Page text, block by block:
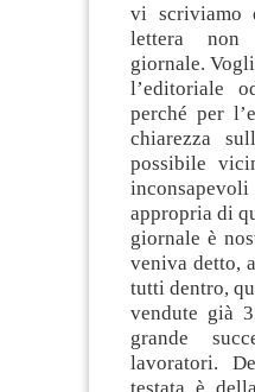
vi scriviamo
lettera non
giornale.
l’editoriale
perché per
chiarezza
possibile
appropria di
giornale è
veniva detto,
tutti dentro,
vendute già
grande
lavoratori.